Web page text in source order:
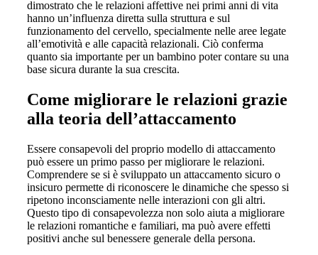
dimostrato che le relazioni affettive nei primi anni di vita
hanno un’influenza diretta sulla struttura e sul
funzionamento del cervello, specialmente nelle aree legate
all’emotività e alle capacità relazionali. Ciò conferma
quanto sia importante per un bambino poter contare su una
base sicura durante la sua crescita.
Come migliorare le relazioni grazie
alla teoria dell’attaccamento
Essere consapevoli del proprio modello di attaccamento
può essere un primo passo per migliorare le relazioni.
Comprendere se si è sviluppato un attaccamento sicuro o
insicuro permette di riconoscere le dinamiche che spesso si
ripetono inconsciamente nelle interazioni con gli altri.
Questo tipo di consapevolezza non solo aiuta a migliorare
le relazioni romantiche e familiari, ma può avere effetti
positivi anche sul benessere generale della persona.